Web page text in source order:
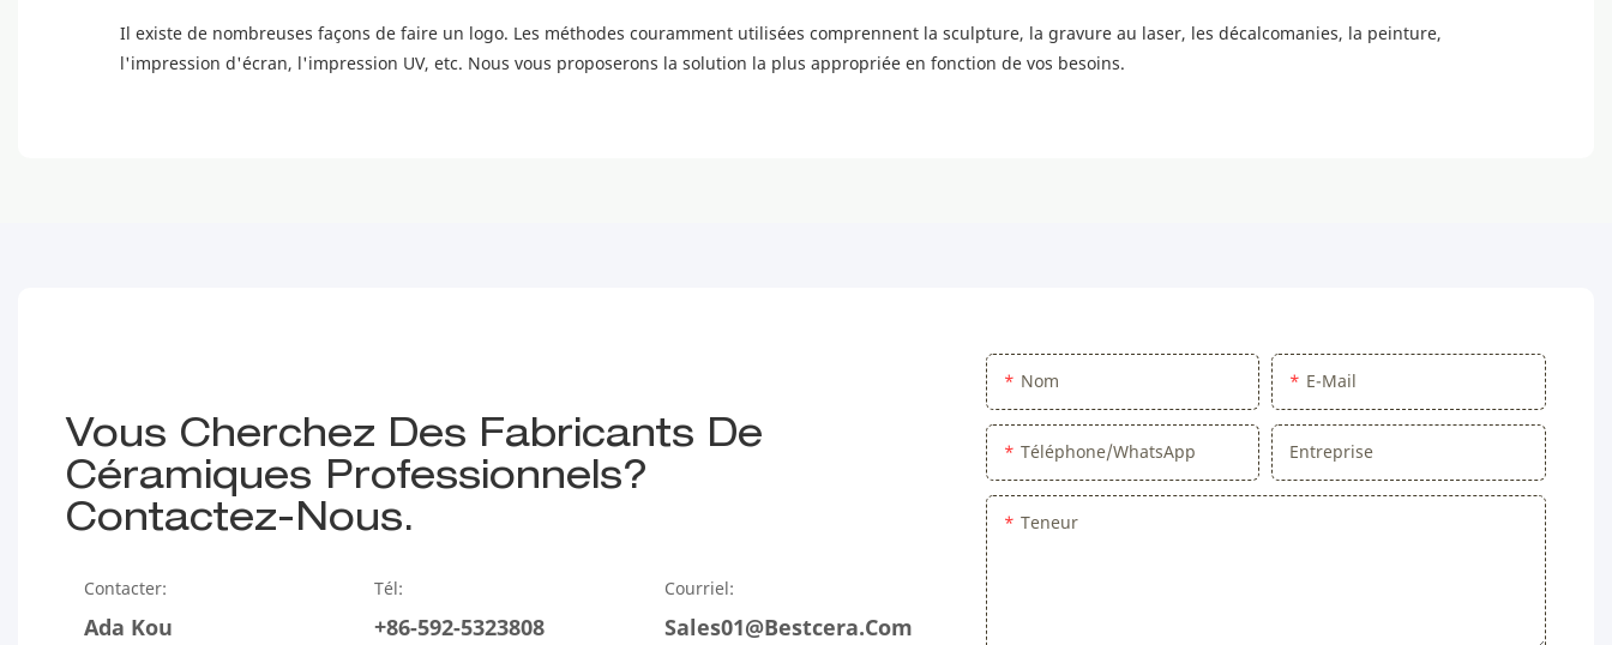
Il existe de nombreuses façons de faire un logo. Les méthodes couramment utilisées comprennent la sculpture, la gravure au laser, les décalcomanies, la peinture,
l'impression d'écran, l'impression UV, etc. Nous vous proposerons la solution la plus appropriée en fonction de vos besoins.
Vous Cherchez Des Fabricants De
Céramiques Professionnels?
Contactez-Nous.
Contacter:
Ada Kou
Tél:
+86-592-5323808
Courriel:
Sales01@bestcera.com
Nom E-Mail
Téléphone/WhatsApp Entreprise
Teneur